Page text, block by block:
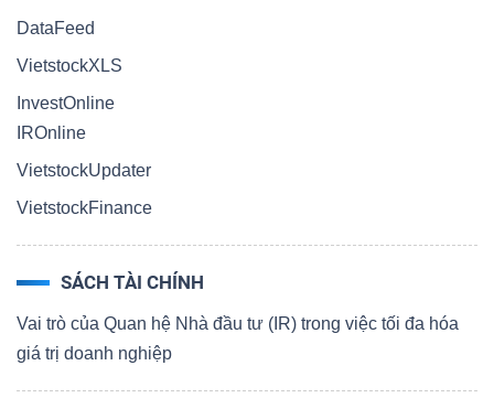
DataFeed
VietstockXLS
InvestOnline
IROnline
VietstockUpdater
VietstockFinance
SÁCH TÀI CHÍNH
Vai trò của Quan hệ Nhà đầu tư (IR) trong việc tối đa hóa
giá trị doanh nghiệp